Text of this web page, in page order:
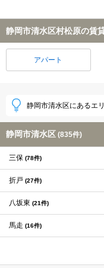
静岡市清水区村松原の賃
アパート
静岡市清水区にあるエ
静岡市清水区 (835件)
三保 (78件)
折戸 (27件)
八坂東 (21件)
馬走 (16件)